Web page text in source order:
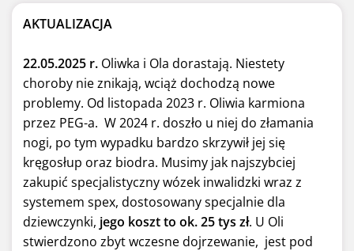
AKTUALIZACJA
22.05.2025 r. Oliwka i Ola dorastają. Niestety
choroby nie znikają, wciąż dochodzą nowe
problemy. Od listopada 2023 r. Oliwia karmiona
przez PEG-a. W 2024 r. doszło u niej do złamania
nogi, po tym wypadku bardzo skrzywił jej się
kręgosłup oraz biodra. Musimy jak najszybciej
zakupić specjalistyczny wózek inwalidzki wraz z
systemem spex, dostosowany specjalnie dla
dziewczynki, jego koszt to ok. 25 tys zł. U Oli
stwierdzono zbyt wczesne dojrzewanie, jest pod